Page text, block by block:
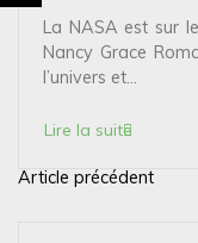
La NASA est sur
Nancy Grace
l’univers et...
Lire la suite
N
Article précédent